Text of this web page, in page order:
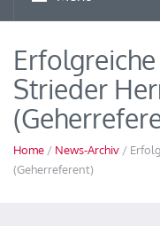
Erfolgreiche
Strieder
Home / News-Archiv /
(Geherreferent)